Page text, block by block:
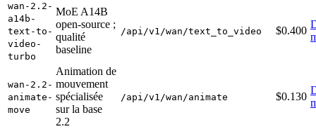
wan-2.2-
a14b-
text-to-
video-
turbo
MoE A14B
open-source ;
qualité
baseline
/api/v1/wan/text_to_video $0.400
wan-2.2-
animate-
move
Animation de
mouvement
spécialisée
sur la base
2.2
/api/v1/wan/animate $0.130